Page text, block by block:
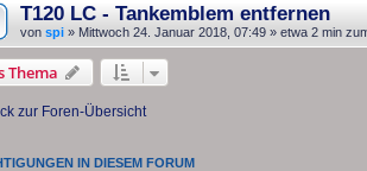
T120 LC - Tankemblem entfernen
von spi » Mittwoch 24. Januar 2018, 07:49 » etwa 2 min
Thema
zur Foren-Übersicht
IN DIESEM FORUM